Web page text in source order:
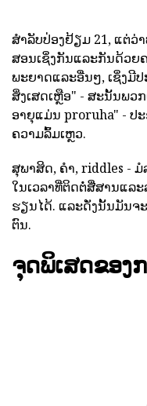
ສໍາລັບປ່ອງຢ້ຽມ 21, ແຕ່ວ່
ສອນເຊິ່ງກັນແລະກັນດ້ວຍ
ພະຍາດແລະອື່ນໆ, ເຊິ່ງມີ
ສິ່ງເສດເຫຼືອ" - ສະນັ້ນພວກ
ອາຍຸແມ່ນ proruha" - ປ
ຄວາມລົ້ມເຫຼວ.
ສຸພາສິດ, ຄໍາ, riddles -
ໃນເວລາທີ່ຕິດຕໍ່ສື່ສານແລ
ຮຽນໄດ້. ແລະດັ່ງນັ້ນມັນຈ
ຕົນ.
ຈຸດພິເສດຂອງ